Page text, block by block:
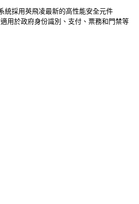
統採用英飛凌最新的高性能安全元件
用於政府身份識別、支付、票務和門禁等